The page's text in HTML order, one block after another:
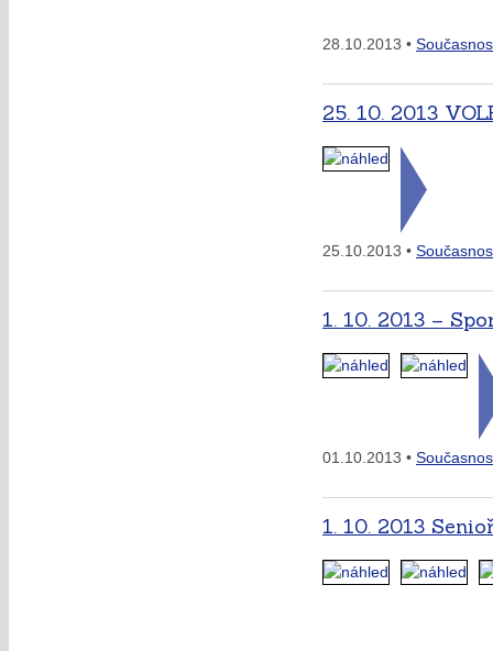
28.10.2013 •
25. 10. 2013
25.10.2013 •
1. 10. 2013 –
01.10.2013 •
1. 10. 2013